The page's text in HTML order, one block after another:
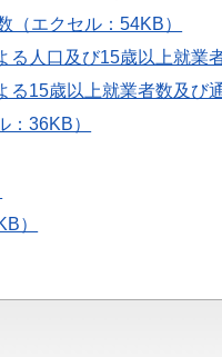
（エクセル：54KB）
人口及び15歳以上就業
15歳以上就業者数及び
36KB）
）